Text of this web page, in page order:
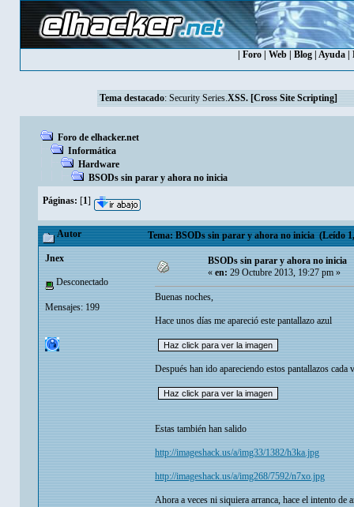
Foro Web Blog Ayuda
Tema destacado: Security Series.XSS. [Cross Site Scripting]
Foro de elhacker.net
Informática
Hardware
BSODs sin parar y ahora no inicia
Páginas: [1]
Autor Tema: BSODs sin parar y ahora no inicia (Leído
Jnex
Desconectado
Mensajes: 199
BSODs sin parar y ahora no inicia
«en:29 Octubre 2013, 19:27 pm »
Buenas noches,
Hace unos días me apareció este pantallazo azul
Después han ido apareciendo estos pantallazos
Estas también han salido
http://imageshack.us/a/img33/1382/h3ka.jpg
http://imageshack.us/a/img268/7592/n7xo.jpg
Ahora a veces ni siquiera arranca, hace el intento de